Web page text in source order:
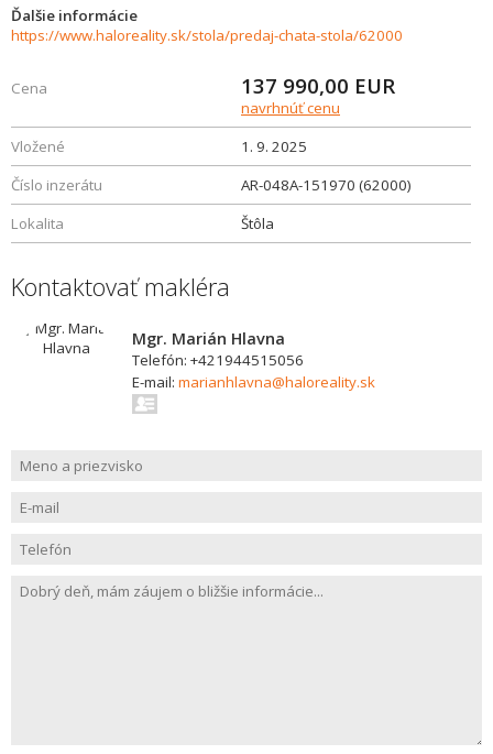
Ďalšie informácie
https://www.haloreality.sk/stola/predaj-chata-stola/62000
Cena 137 990,00 EUR
navrhnúť cenu
Vložené
1. 9. 2025
Číslo inzerátu
AR-048A-151970 (62000)
Lokalita
Štôla
Kontaktovať makléra
Mgr. Marián Hlavna
Telefón: +421944515056
E-mail: marianhlavna@haloreality.sk